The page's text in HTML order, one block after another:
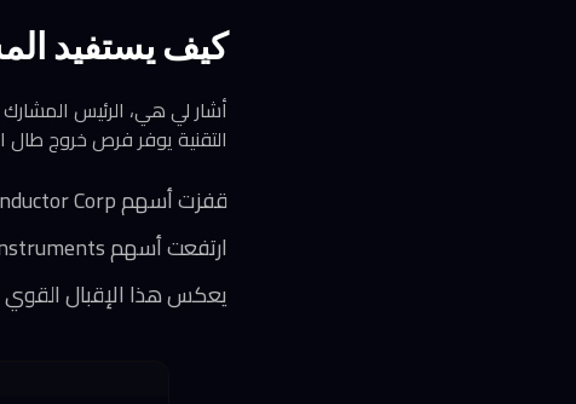
كيف يستفيد
التقنية يوفر فرص خروج
قفزت أسهم SJ Semiconductor Corp بأكثر من ثمانية أضعاف سعر الاكتتاب
ارتفعت أسهم Semight Instruments نحو 28 ضعفاً مقارنة بسعر الطرح الأولي
يعكس هذا الإقبال القوي